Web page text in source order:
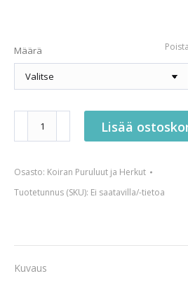
Määrä Poista
määrä
Lisää
Osasto: Koiran Puruluut ja Herkut
Tuotetunnus (SKU): Ei saatavilla/-tietoa
Kuvaus